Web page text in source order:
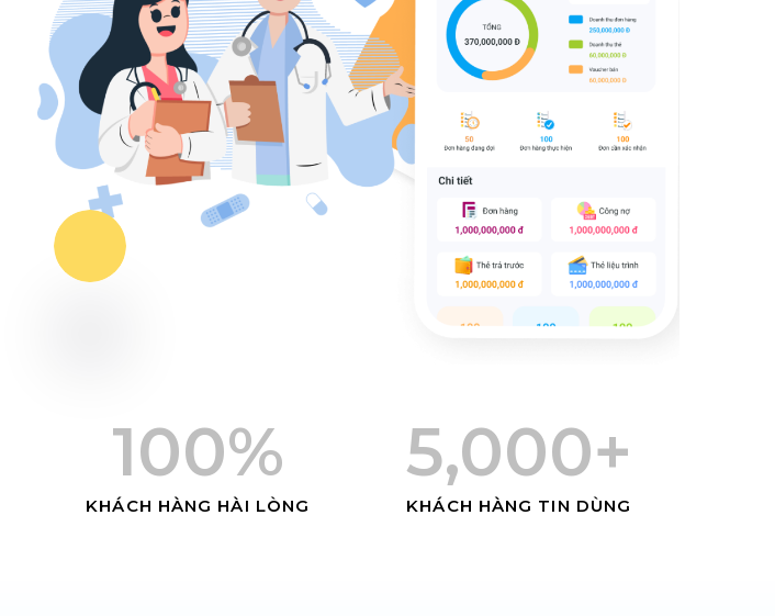
100%
KHÁCH HÀNG HÀI LÒNG
5,000+
KHÁCH HÀNG TIN DÙNG